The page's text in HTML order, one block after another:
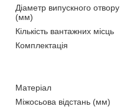
Діаметр випускного отвору
(мм)
Кількість вантажних місць
Комплектація
Матеріал
Міжосьова відстань (мм)